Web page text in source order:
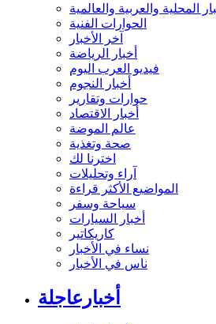
المحلية والعربية والعالمية
الحوارات الفنية
آخر الأخبار
أخبار الرياضة
فيديو العرب اليوم
أخبار النجوم
حوارات وتقارير
أخبار الاقتصاد
عالم الموضة
صحة وتغذية
اخترنا لك
آراء وتحليلات
المواضيع الأكثر قراءة
سياحة وسفر
أخبار السيارات
كاريكاتير
نساء في الأخبار
ناس في الأخبار
أخبارعاجلة